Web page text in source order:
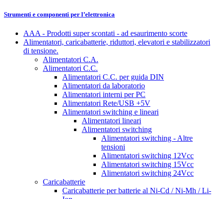
Strumenti e componenti per l’elettronica
AAA - Prodotti super scontati - ad esaurimento scorte
Alimentatori, caricabatterie, riduttori, elevatori e stabilizzatori
di tensione.
Alimentatori C.A.
Alimentatori C.C.
Alimentatori C.C. per guida DIN
Alimentatori da laboratorio
Alimentatori interni per PC
Alimentatori Rete/USB +5V
Alimentatori switching e lineari
Alimentatori lineari
Alimentatori switching
Alimentatori switching - Altre
tensioni
Alimentatori switching 12Vcc
Alimentatori switching 15Vcc
Alimentatori switching 24Vcc
Caricabatterie
Caricabatterie per batterie al Ni-Cd / Ni-Mh / Li-